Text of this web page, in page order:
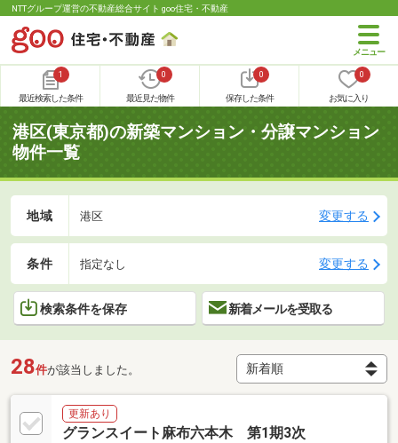
NTTグループ運営の不動産総合サイト goo住宅・不動産
1
最近検索した条件
0
最近見た物件
0
保存した条件
0
お気に入り
港区(東京都)の新築マンション・分譲マンション
物件一覧
地域 港区 変更する
条件 指定なし 変更する
検索条件を保存 新着メールを受取る
28件が該当しました。
更新あり
グランスイート麻布六本木 第1期3次